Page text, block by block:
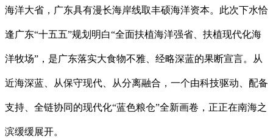
海洋大省，广东具有漫长海岸线取丰硕海洋资本。此次下水恰
逢广东“十五五”规划明白“全面扶植海洋强省、扶植现代化海
洋牧场”，是广东落实大食物不雅、经略深蓝的果断宣言。从
近海深蓝、从保守现代、从分离融合，一个由科技驱动、配备
支持、全链协同的现代化“蓝色粮仓”全新画卷，正正在南海之
滨缓缓展开。